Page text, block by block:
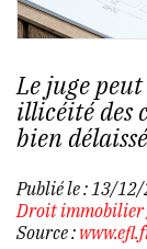
Le juge
illicéité des
bien délaissé
Publié le : 13/
Droit immobilier
Source :